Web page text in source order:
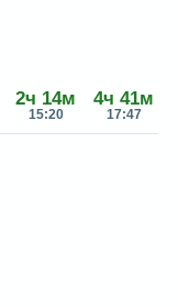
2ч 14м
15:20
4ч 41м
17:47